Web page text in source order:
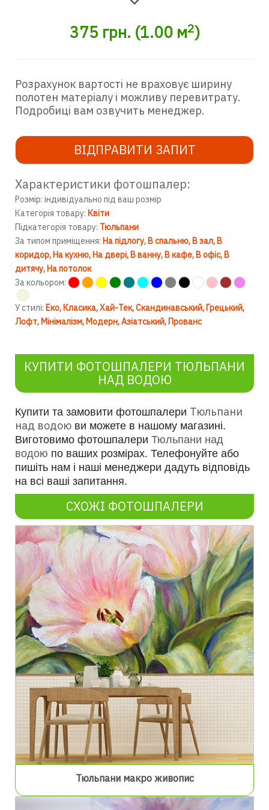
375 грн. (1.00м2)
Розрахунок вартості не враховує ширину
полотен матеріалу і можливу перевитрату.
Подробиці вам озвучить менеджер.
ВІДПРАВИТИ ЗАПИТ
Характеристики фотошпалер:
Розмір: індивідуально під ваш розмір
Категорія товару: Квіти
Підкатегорія товару: Тюльпани
За типом приміщення: На підлогу В спальню В зал В
коридор На кухню На двері В ванну В кафе В офіс В
дитячу На потолок
За кольором:
У стилі: Еко Класика Хай-Тек Скандинавський Грецький
Лофт Мінімалізм Модерн Азіатський Прованс
КУПИТИ ФОТОШПАЛЕРИ ТЮЛЬПАНИ
НАД ВОДОЮ
Купити та замовити фотошпалери Тюльпани
над водою ви можете в нашому магазині.
Виготовимо фотошпалери Тюльпани над
водою по ваших розмірах. Телефонуйте або
пишіть нам і наші менеджери дадуть відповідь
на всі ваші запитання.
СХОЖІ ФОТОШПАЛЕРИ
Тюльпани макро живопис